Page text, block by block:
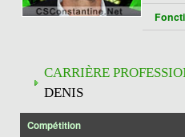
CARRIÈRE
DENIS
Compétition